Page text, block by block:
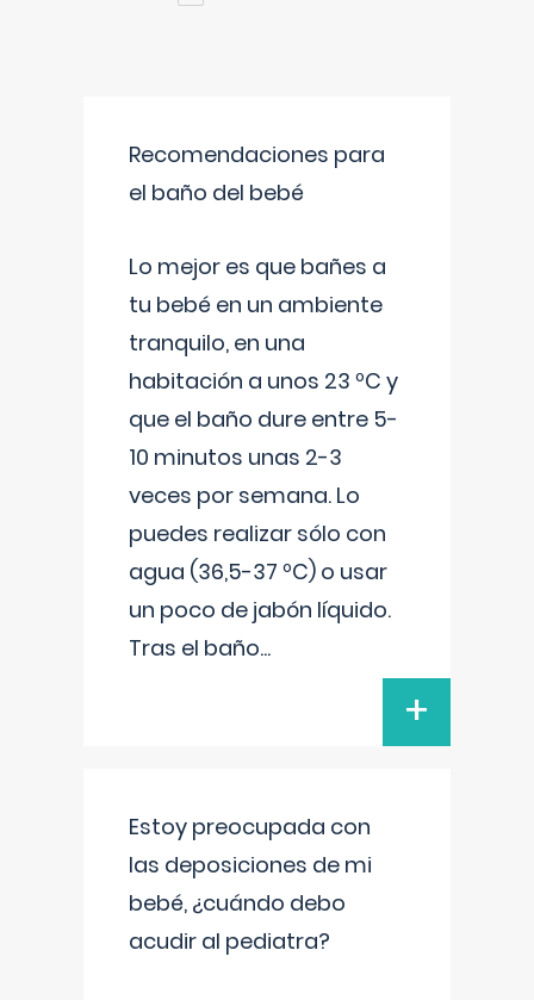
Recomendaciones para
el baño del bebé
Lo mejor es que bañes a
tu bebé en un ambiente
tranquilo, en una
habitación a unos 23 ºC y
que el baño dure entre 5-
10 minutos unas 2-3
veces por semana. Lo
puedes realizar sólo con
agua (36,5-37 ºC) o usar
un poco de jabón líquido.
Tras el baño...
+
Estoy preocupada con
las deposiciones de mi
bebé, ¿cuándo debo
acudir al pediatra?